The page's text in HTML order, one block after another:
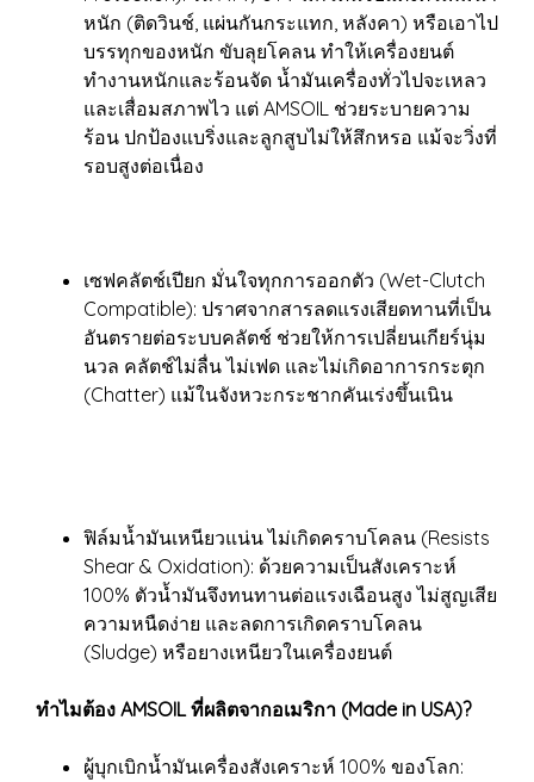
หนัก (ติดวินช์, แผ่นกันกระแทก, หลังคา) หรือเอาไป
บรรทุกของหนัก ขับลุยโคลน ทำให้เครื่องยนต์
ทำงานหนักและร้อนจัด น้ำมันเครื่องทั่วไปจะเหลว
และเสื่อมสภาพไว แต่ AMSOIL ช่วยระบายความ
ร้อน ปกป้องแบริ่งและลูกสูบไม่ให้สึกหรอ แม้จะวิ่งที่
รอบสูงต่อเนื่อง
เซฟคลัตช์เปียก มั่นใจทุกการออกตัว (Wet-Clutch
Compatible): ปราศจากสารลดแรงเสียดทานที่เป็น
อันตรายต่อระบบคลัตช์ ช่วยให้การเปลี่ยนเกียร์นุ่ม
นวล คลัตช์ไม่ลื่น ไม่เฟด และไม่เกิดอาการกระตุก
(Chatter) แม้ในจังหวะกระชากคันเร่งขึ้นเนิน
ฟิล์มน้ำมันเหนียวแน่น ไม่เกิดคราบโคลน (Resists
Shear & Oxidation): ด้วยความเป็นสังเคราะห์
100% ตัวน้ำมันจึงทนทานต่อแรงเฉือนสูง ไม่สูญเสีย
ความหนืดง่าย และลดการเกิดคราบโคลน
(Sludge) หรือยางเหนียวในเครื่องยนต์
ทำไมต้อง AMSOIL ที่ผลิตจากอเมริกา (Made in USA)?
ผู้บุกเบิกน้ำมันเครื่องสังเคราะห์ 100% ของโลก: